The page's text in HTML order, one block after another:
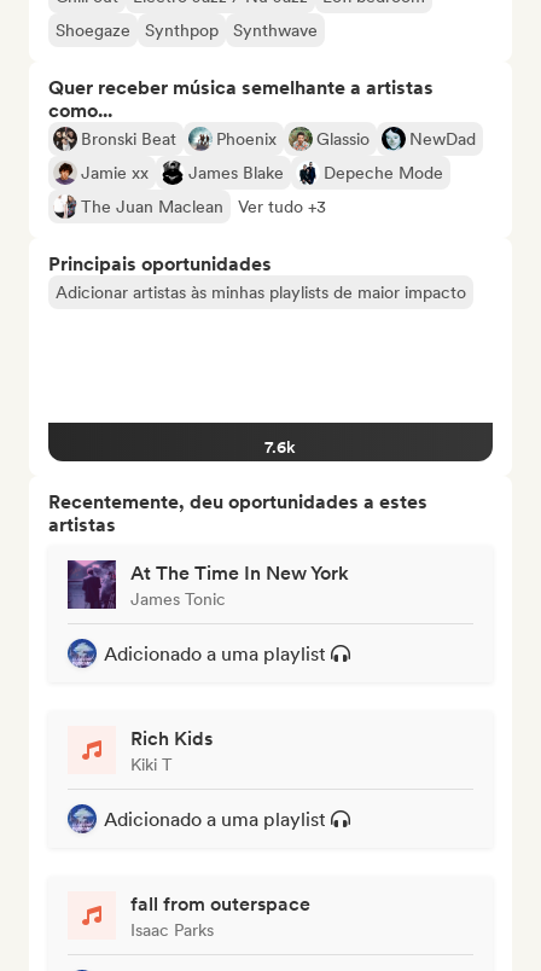
Shoegaze
Synthpop Synthwave
Quer receber música semelhante a artistas
como...
Bronski Beat Phoenix Glassio
NewDad
Jamie xx
James Blake
Depeche Mode
The Juan Maclean
Ver tudo +3
Principais oportunidades
Adicionar artistas às minhas playlists de maior impacto
7.6k
Recentemente, deu oportunidades a estes
artistas
At The Time In New York
James Tonic
Adicionado a uma playlist
Rich Kids
Kiki T
Adicionado a uma playlist
fall from outerspace
Isaac Parks